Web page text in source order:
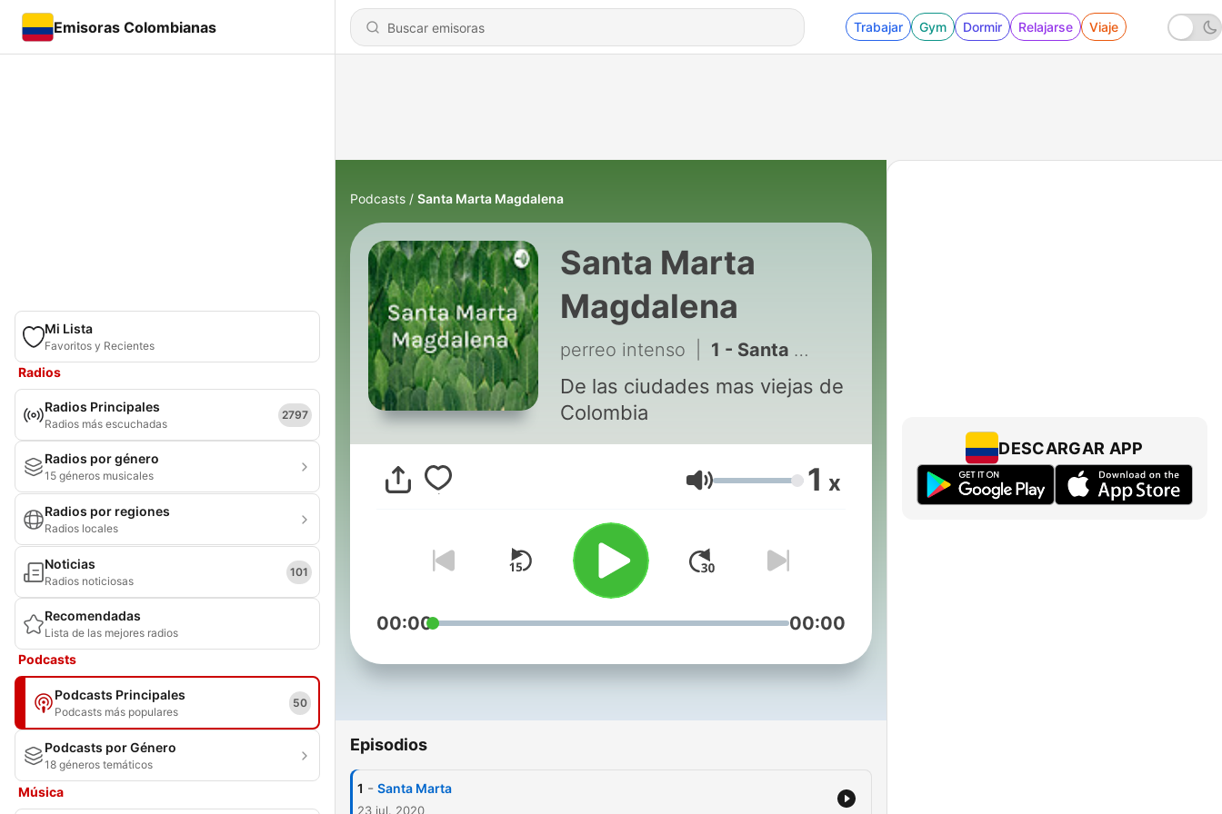
Emisoras Colombianas Trabajar Gym Dormir Relajarse Viaje
Mi Lista
Favoritos y Recientes
Radios
Radios Principales
Radios más escuchadas
2797
Radios por género
15 géneros musicales
Radios por regiones
Radios locales
Noticias
Radios noticiosas
101
Recomendadas
Lista de las mejores radios
Podcasts
Podcasts Principales
Podcasts más populares
50
Podcasts por Género
18 géneros temáticos
Música
Podcasts Santa Marta Magdalena
Santa Marta
Magdalena
perreo intenso 1 - Santa Marta
De las ciudades mas viejas de
Colombia
Volumen 1 x
00:00 00:00
Episodios
1 - Santa Marta
23 jul. 2020
DESCARGAR APP